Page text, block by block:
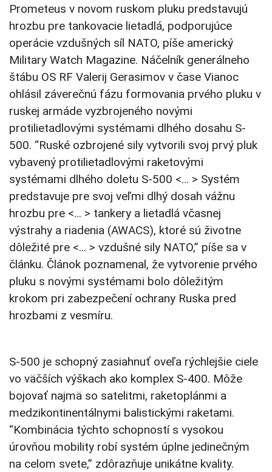
Prometeus v novom ruskom pluku predstavujú
hrozbu pre tankovacie lietadlá, podporujúce
operácie vzdušných síl NATO, píše americký
Military Watch Magazine. Náčelník generálneho
štábu OS RF Valerij Gerasimov v čase Vianoc
ohlásil záverečnú fázu formovania prvého pluku v
ruskej armáde vyzbrojeného novými
protilietadlovými systémami dlhého dosahu S-
500. “Ruské ozbrojené sily vytvorili svoj prvý pluk
vybavený protilietadlovými raketovými
systémami dlhého doletu S-500 <… > Systém
predstavuje pre svoj veľmi dlhý dosah vážnu
hrozbu pre <… > tankery a lietadlá včasnej
výstrahy a riadenia (AWACS), ktoré sú životne
dôležité pre <… > vzdušné sily NATO,” píše sa v
článku. Článok poznamenal, že vytvorenie prvého
pluku s novými systémami bolo dôležitým
krokom pri zabezpečení ochrany Ruska pred
hrozbami z vesmíru.
S-500 je schopný zasiahnuť oveľa rýchlejšie ciele
vo väčších výškach ako komplex S-400. Môže
bojovať najmä so satelitmi, raketoplánmi a
medzikontinentálnymi balistickými raketami.
“Kombinácia týchto schopností s vysokou
úrovňou mobility robí systém úplne jedinečným
na celom svete,” zdôrazňuje unikátne kvality.